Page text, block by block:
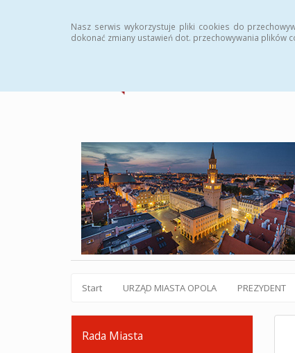
Nasz serwis wykorzystuje pliki cookies do
dokonać zmiany ustawień dot. przechowywania plików
Start URZĄD MIASTA OPOLA PREZYDENT
Rada Miasta